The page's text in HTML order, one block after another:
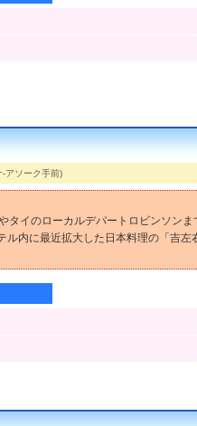
-アソーク手前)
タイのローカルデパートロビンソン
ル内に最近拡大した日本料理の「吉